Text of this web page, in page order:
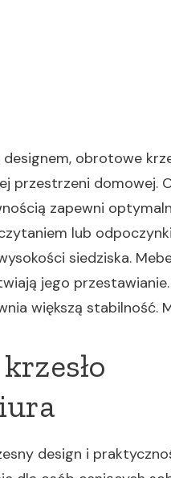
obrotowe
przestrzeni domowej.
zapewni
lub
siedziska.
jego
większą stabilność.
design i